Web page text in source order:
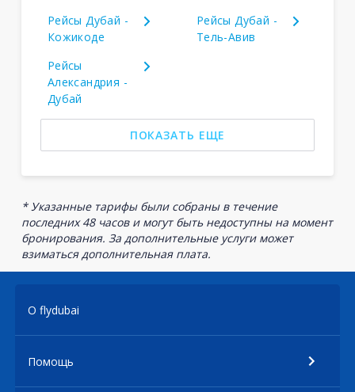
Рейсы Дубай -
Кожикоде
Рейсы Дубай -
Тель-Авив
Рейсы
Александрия -
Дубай
ПОКАЗАТЬ ЕЩЕ
* Указанные тарифы были собраны в течение
последних 48 часов и могут быть недоступны на момент
бронирования. За дополнительные услуги может
взиматься дополнительная плата.
О flydubai
Помощь